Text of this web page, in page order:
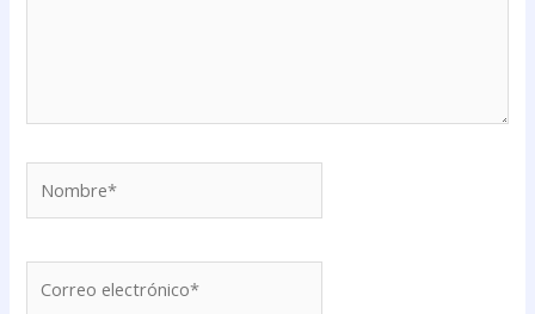
electrónico*